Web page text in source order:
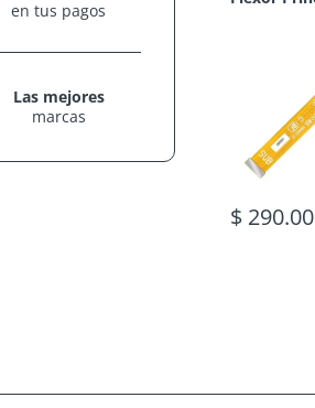
en tus pagos
Las mejores
marcas
$ 290.00